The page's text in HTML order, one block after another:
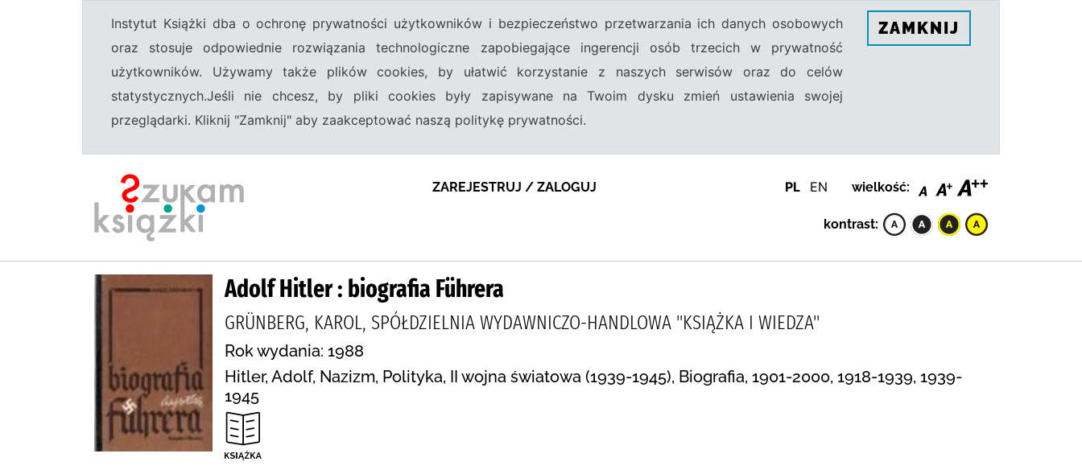
Instytut Książki dba o ochronę prywatności użytkowników i bezpieczeństwo przetwarzania ich danych osobowych
oraz stosuje odpowiednie rozwiązania technologiczne zapobiegające ingerencji osób trzecich w prywatność
użytkowników. Używamy także plików cookies, by ułatwić korzystanie z naszych serwisów oraz do celów
statystycznych.Jeśli nie chcesz, by pliki cookies były zapisywane na Twoim dysku zmień ustawienia swojej
przeglądarki. Kliknij "Zamknij" aby zaakceptować naszą politykę prywatności.
ZAMKNIJ
ZAREJESTRUJ / ZALOGUJ PL EN wielkość:
kontrast:
Adolf Hitler : biografia Führera
GRÜNBERG, KAROL, SPÓŁDZIELNIA WYDAWNICZO-HANDLOWA "KSIĄŻKA I WIEDZA"
Rok wydania: 1988
Hitler, Adolf, Nazizm, Polityka, II wojna światowa (1939-1945), Biografia, 1901-2000, 1918-1939, 1939-
1945